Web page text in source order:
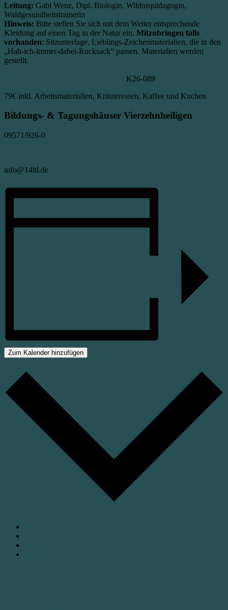
Leitung: Gabi Wenz, Dipl. Biologin, Wildnispädagogin,
Waldgesundheitstrainerin
Hinweis: Bitte stellen Sie sich mit dem Wetter entsprechende
Kleidung auf einen Tag in der Natur ein. Mitzubringen falls
vorhanden: Sitzunterlage, Lieblings-Zeichenmaterialien, die in den
„Hab-ich-immer-dabei-Rucksack“ passen. Materialien werden
gestellt.
K26-089
79€ inkl. Arbeitsmaterialien, Kräuteressen, Kaffee und Kuchen
Bildungs- & Tagungshäuser Vierzehnheiligen
09571/926-0
info@14hl.de
Zum Kalender hinzufügen